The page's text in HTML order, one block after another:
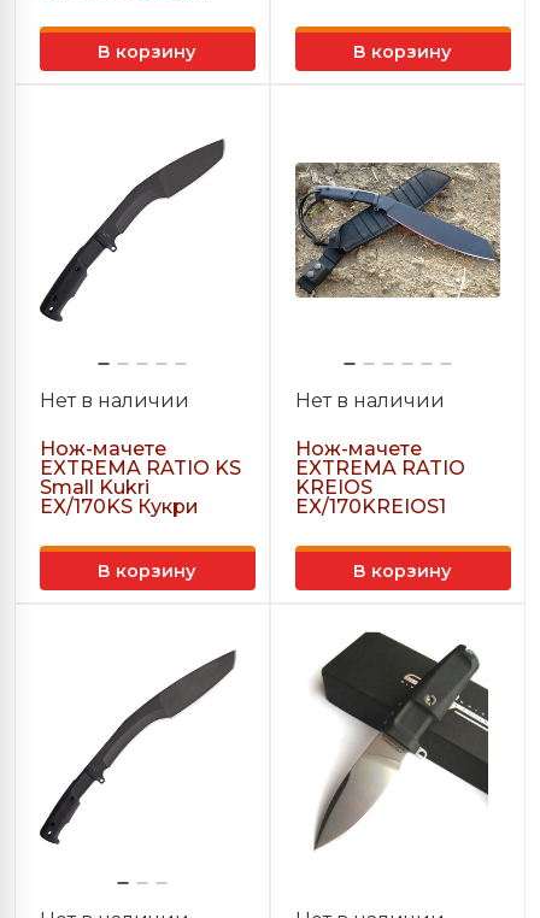
В корзину В корзину
Нет в наличии
Нож-мачете
EXTREMA RATIO KS
Small Kukri
EX/170KS Кукри
В корзину
Нет в наличии
Нож-мачете
EXTREMA RATIO
KREIOS
EX/170KREIOS1
В корзину